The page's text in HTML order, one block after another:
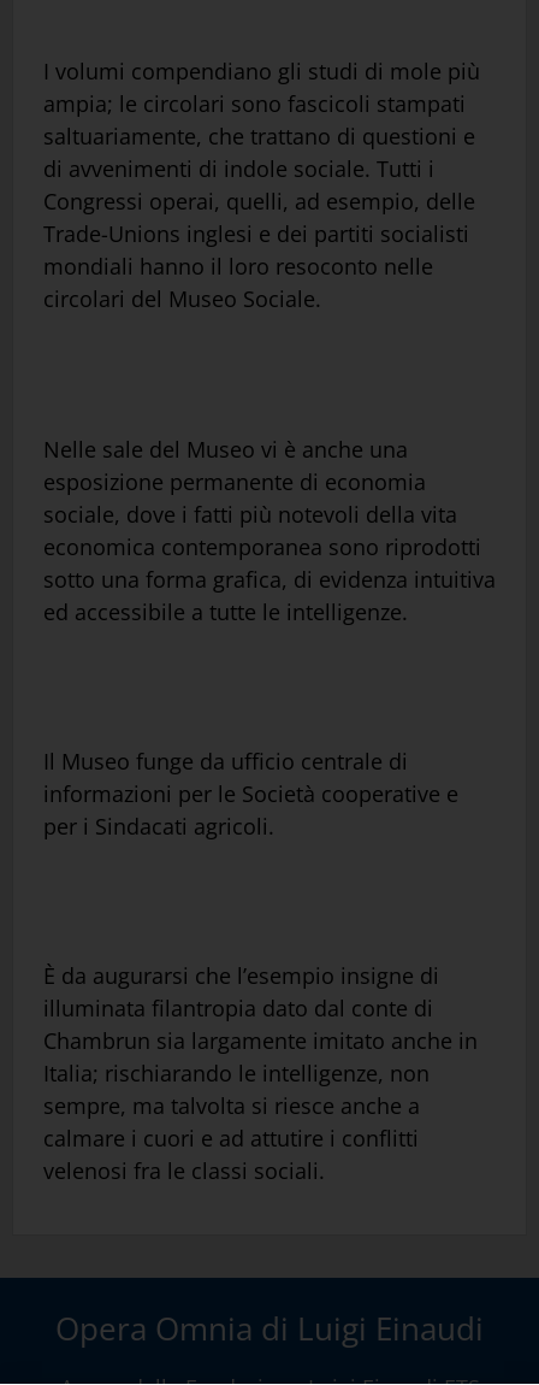
I volumi compendiano gli studi di mole più
ampia; le circolari sono fascicoli stampati
saltuariamente, che trattano di questioni e
di avvenimenti di indole sociale. Tutti i
Congressi operai, quelli, ad esempio, delle
Trade-Unions inglesi e dei partiti socialisti
mondiali hanno il loro resoconto nelle
circolari del Museo Sociale.
Nelle sale del Museo vi è anche una
esposizione permanente di economia
sociale, dove i fatti più notevoli della vita
economica contemporanea sono riprodotti
sotto una forma grafica, di evidenza intuitiva
ed accessibile a tutte le intelligenze.
Il Museo funge da ufficio centrale di
informazioni per le Società cooperative e
per i Sindacati agricoli.
È da augurarsi che l’esempio insigne di
illuminata filantropia dato dal conte di
Chambrun sia largamente imitato anche in
Italia; rischiarando le intelligenze, non
sempre, ma talvolta si riesce anche a
calmare i cuori e ad attutire i conflitti
velenosi fra le classi sociali.
Opera Omnia di Luigi Einaudi